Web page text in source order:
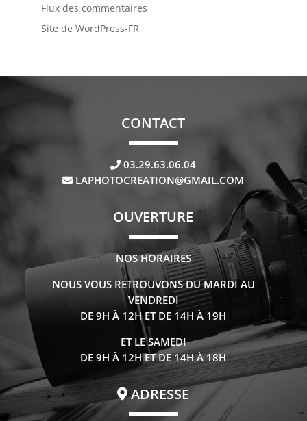
Flux des commentaires
Site de WordPress-FR
CONTACT
03.29.63.06.04
LAPHOTOCREATION@GMAIL.COM
OUVERTURE
NOS HORAIRES
NOUS VOUS RETROUVONS DU MARDI AU
VENDREDI
DE 9H À 12H ET DE 14H À 19H
ET LE SAMEDI
DE 9H À 12H ET DE 14H À 18H
ADRESSE